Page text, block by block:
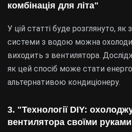
комбінація для літа"
У цій статті буде розглянуто,
системи з водою можна
виходить з вентилятора.
як цей спосіб може стати
альтернативою кондиціонеру.
3. "Технології DIY:
вентилятора своїми